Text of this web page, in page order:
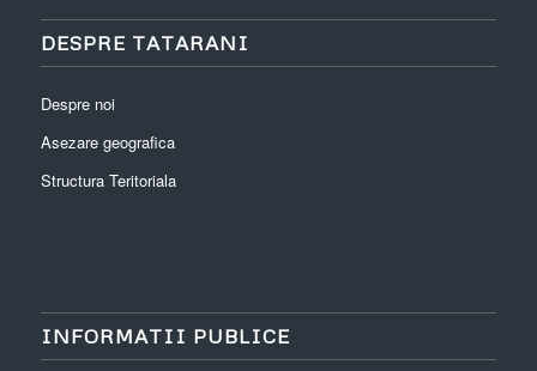
DESPRE TATARANI
Despre noi
Asezare geografica
Structura Teritoriala
INFORMATII PUBLICE